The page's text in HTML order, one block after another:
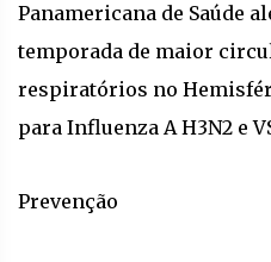
Panamericana de Saúde
temporada de maior
respiratórios no
para Influenza A H3N2 e
Prevenção